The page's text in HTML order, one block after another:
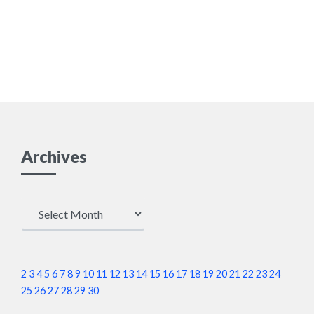
Archives
2 345 6 789 10 11 12 13 14 15 16 17 18 19 2021 22 2324
25 26272829 30